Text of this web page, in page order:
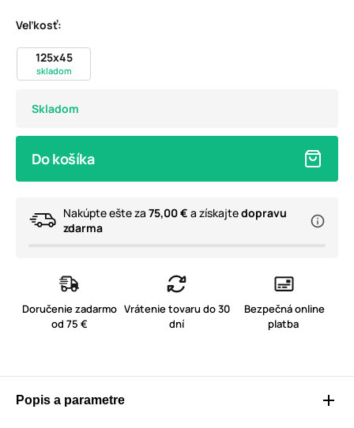
Veľkosť:
125x45
skladom
Skladom
Do košíka
Nakúpte ešte za 75,00 € a získajtedopravu
zdarma
Doručenie zadarmo
od 75 €
Vrátenie tovaru do 30
dní
Bezpečná online
platba
Popis a parametre